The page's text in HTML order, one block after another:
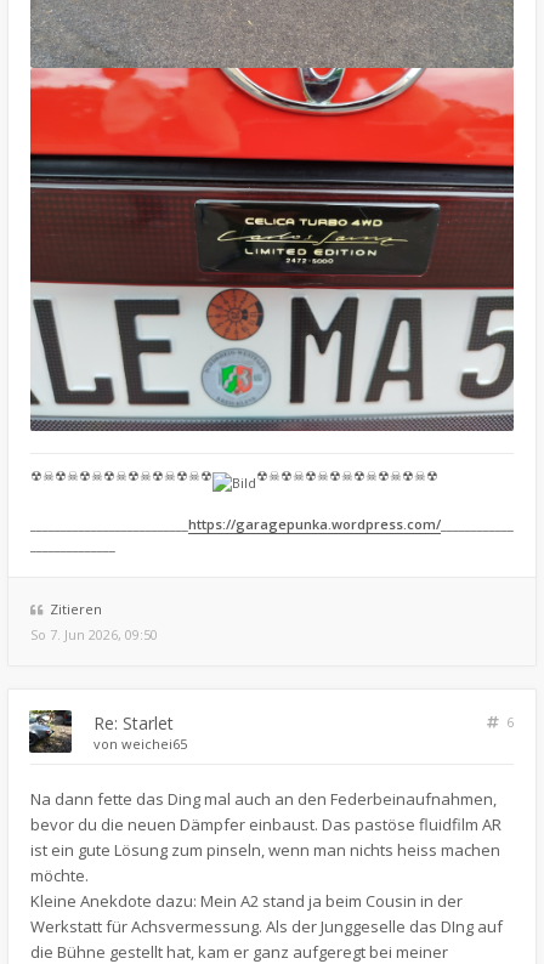
☢☠☢☠☢☠☢☠☢☠☢☠☢☠☢ ☢☠☢☠☢☠☢☠☢☠☢☠☢☠☢
https://garagepunka.wordpress.com/
Zitieren
So 7. Jun 2026, 09:50
Re: Starlet
6
von weichei65
Na dann fette das Ding mal auch an den Federbeinaufnahmen,
bevor du die neuen Dämpfer einbaust. Das pastöse fluidfilm AR
ist ein gute Lösung zum pinseln, wenn man nichts heiss machen
möchte.
Kleine Anekdote dazu: Mein A2 stand ja beim Cousin in der
Werkstatt für Achsvermessung. Als der Junggeselle das DIng auf
die Bühne gestellt hat, kam er ganz aufgeregt bei meiner